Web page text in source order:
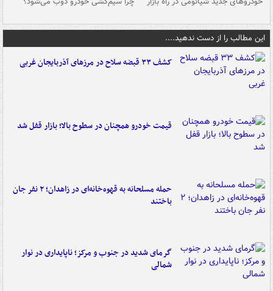
این مطالب را از دست ندهید....
کشف ۳۳ قبضه سلاح در مرزهای آذربایجان غربی
قیمت خودرو همچنان در سطوح بالا؛ بازار قفل شد
حمله مسلحانه به قهوه‌خانه‌ای در زاهدان؛ ۲ نفر جان
باختند
گرمای شدید در جنوب و مرکز؛ ناپایداری در نوار
شمالی